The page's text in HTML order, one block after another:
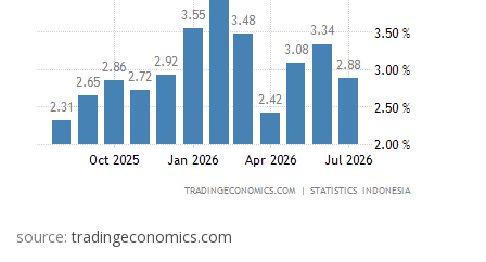
source:tradingeconomics.com